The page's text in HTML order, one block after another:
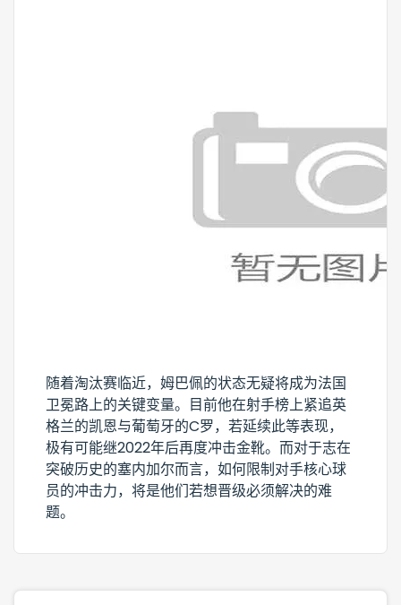
随着淘汰赛临近，姆巴佩的状态无疑将成为法国
卫冕路上的关键变量。目前他在射手榜上紧追英
格兰的凯恩与葡萄牙的C罗，若延续此等表现，
极有可能继2022年后再度冲击金靴。而对于志在
突破历史的塞内加尔而言，如何限制对手核心球
员的冲击力，将是他们若想晋级必须解决的难
题。